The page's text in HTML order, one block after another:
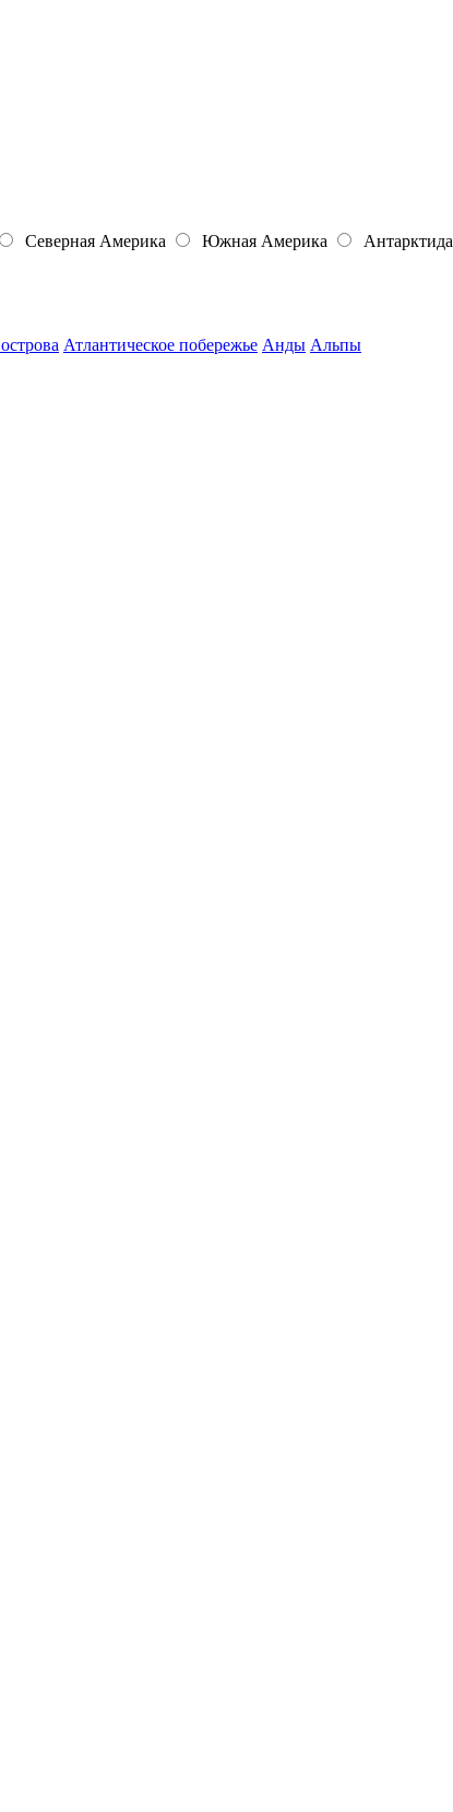
Северная Америка Южная Америка Антарктида
Атлантическое побережье Анды Альпы